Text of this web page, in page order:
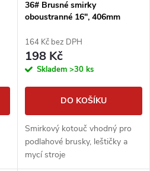
36# Brusné smirky
oboustranné 16", 406mm
164 Kč bez DPH
198 Kč
Skladem >30 ks
DO KOŠÍKU
Smirkový kotouč vhodný pro
podlahové brusky, leštičky a
mycí stroje